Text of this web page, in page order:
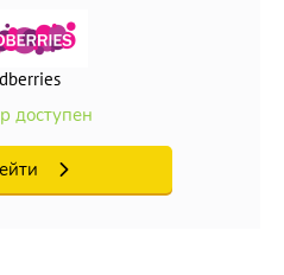
доступен